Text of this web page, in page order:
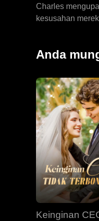
Charles
kesusahan
Anda
Keinginan